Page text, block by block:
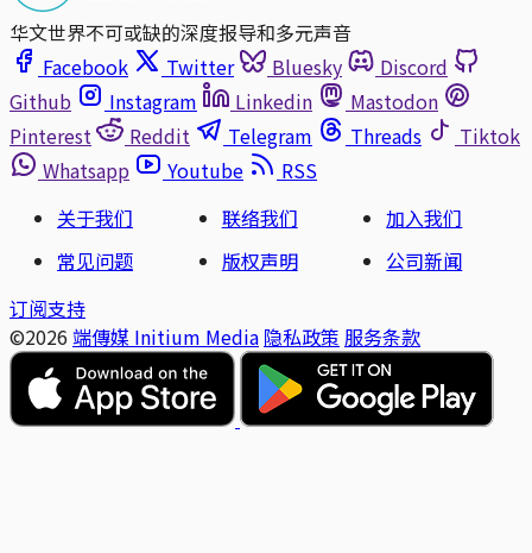
华文世界不可或缺的深度报导和多元声音
Facebook
Twitter Bluesky
Discord
Github
Instagram Linkedin
Mastodon
Pinterest
Reddit Telegram Threads
Tiktok
Whatsapp
Youtube
RSS
关于我们
联络我们
加入我们
常见问题
版权声明
公司新闻
订阅支持
©2026 端傳媒 Initium Media 隐私政策 服务条款